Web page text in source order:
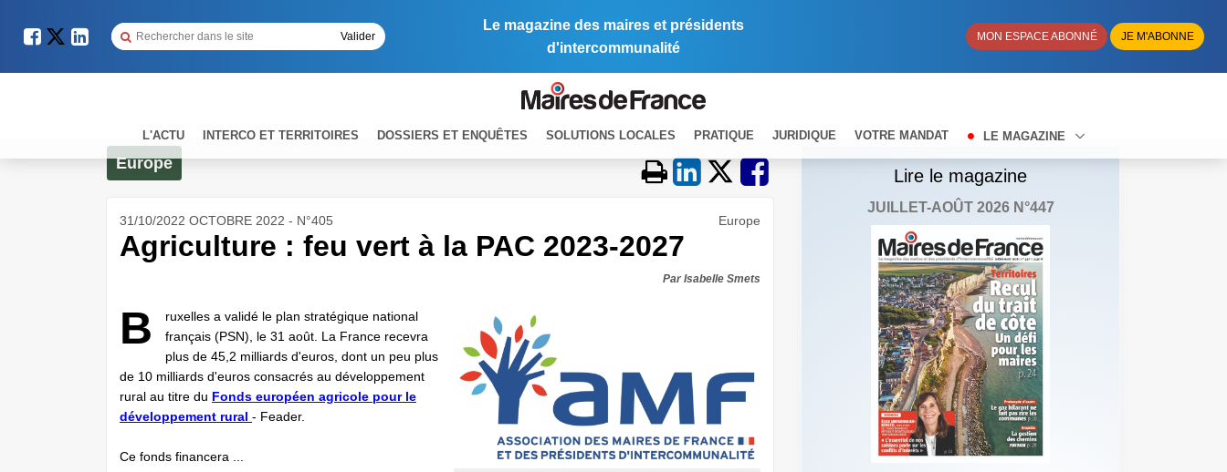
Le magazine des maires et présidents
d'intercommunalité
MON ESPACE ABONNÉ JE M'ABONNE
L'ACTU INTERCO ET TERRITOIRES DOSSIERS ET ENQUÊTES SOLUTIONS LOCALES PRATIQUE JURIDIQUE VOTRE MANDAT LE MAGAZINE
Europe
31/10/2022 OCTOBRE 2022 - N°405 Europe
Agriculture : feu vert à la PAC 2023-2027
Par Isabelle Smets
B
ruxelles a validé le plan stratégique national
français (PSN), le 31 août. La France recevra
plus de 45,2 milliards d'euros, dont un peu plus
de 10 milliards d'euros consacrés au développement
rural au titre du Fonds européen agricole pour le
développement rural - Feader.
Ce fonds financera ...
Lire le magazine
JUILLET-AOÛT 2026 N°447